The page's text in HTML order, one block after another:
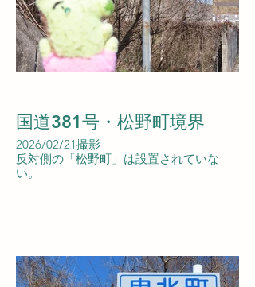
国道381号・松野町境界
2026/02/21撮影
反対側の「松野町」は設置されていな
い。